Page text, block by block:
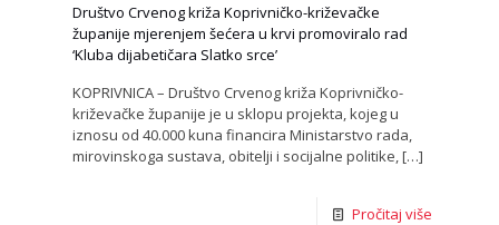
Društvo Crvenog križa Koprivničko-križevačke
županije mjerenjem šećera u krvi promoviralo rad
‘Kluba dijabetičara Slatko srce’
KOPRIVNICA – Društvo Crvenog križa Koprivničko-
križevačke županije je u sklopu projekta, kojeg u
iznosu od 40.000 kuna financira Ministarstvo rada,
mirovinskoga sustava, obitelji i socijalne politike,[…]
Pročitaj više